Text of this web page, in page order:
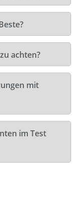
achten?
mit
im Test